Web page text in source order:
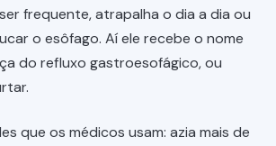
frequente, atrapalha o dia a dia ou
o esôfago. Aí ele recebe o nome
do refluxo gastroesofágico, ou
que os médicos usam: azia mais de